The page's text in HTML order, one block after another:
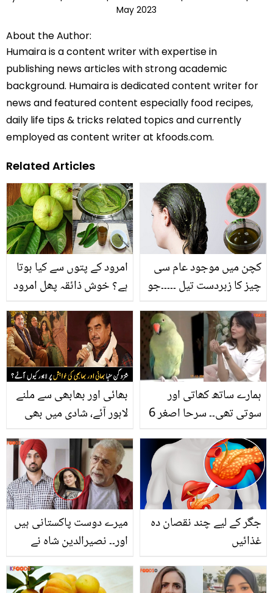
May 2023
About the Author:
Humaira is a content writer with expertise in
publishing news articles with strong academic
background. Humaira is dedicated content writer for
news and featured content especially food recipes,
daily life tips & tricks related topics and currently
employed as content writer at kfoods.com.
Related Articles
امرود کے پتوں سے کیا ہوتا
ہے؟ خوش ذائقہ پھل امرود
فوائد جو آپ کے مہنگے
خرچے بچاسکتا ہے
کچن میں موجود عام سی
چیز کا زبردست تیل ۔۔۔۔۔جو
کالا، لمبا اور گھنا وہ بھی
آسان طریقے سے
بھائی اور بھابھی سے ملنے
لاہور آئے، شادی میں بھی
شتروگن سنہا کا پاکستان
میں کون سا بھائی ہے؟
ہمارے ساتھ کھاتی اور
سوتی تھی۔۔ سرحا اصغر 6
طوطی کی موت کا دکھ
بتاتے پوئے جذباتی ہوگئیں؟
میرے دوست پاکستانی ہیں
اور۔۔ نصیرالدین شاہ نے
دیتے ہوئے بھارتیوں کو لتاڑ
جگر کے لیے چند نقصان دہ
غذائیں